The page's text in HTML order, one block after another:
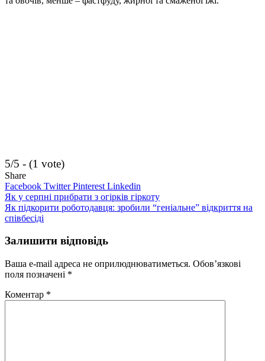
5/5 - (1 vote)
Share
Facebook TwitterPinterest Linkedin
Навігація
записів
Як у серпні прибрати з огірків гіркоту
Як підкорити роботодавця: зробили “геніальне” відкриття на
співбесіді
Залишити відповідь
Ваша e-mail адреса не оприлюднюватиметься. Обов’язкові
поля позначені *
Коментар *